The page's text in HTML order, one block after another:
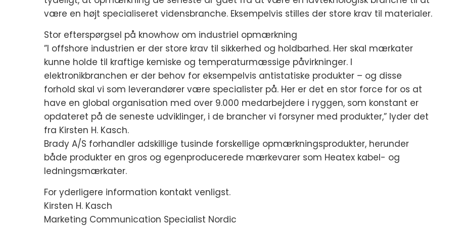
være en højt specialiseret vidensbranche. Eksempelvis stilles der store krav til materialer.
Stor efterspørgsel på knowhow om industriel opmærkning
”I offshore industrien er der store krav til sikkerhed og holdbarhed. Her skal mærkater
kunne holde til kraftige kemiske og temperaturmæssige påvirkninger. I
elektronikbranchen er der behov for eksempelvis antistatiske produkter – og disse
forhold skal vi som leverandører være specialister på. Her er det en stor force for os at
have en global organisation med over 9.000 medarbejdere i ryggen, som konstant er
opdateret på de seneste udviklinger, i de brancher vi forsyner med produkter,” lyder det
fra Kirsten H. Kasch.
Brady A/S forhandler adskillige tusinde forskellige opmærkningsprodukter, herunder
både produkter en gros og egenproducerede mærkevarer som Heatex kabel- og
ledningsmærkater.
For yderligere information kontakt venligst.
Kirsten H. Kasch
Marketing Communication Specialist Nordic